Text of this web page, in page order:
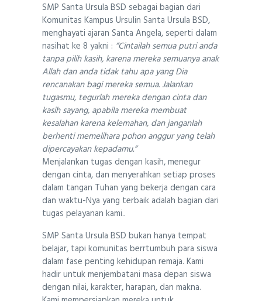
SMP Santa Ursula BSD sebagai bagian dari
Komunitas Kampus Ursulin Santa Ursula BSD,
menghayati ajaran Santa Angela, seperti dalam
nasihat ke 8 yakni : “Cintailah semua putri anda
tanpa pilih kasih, karena mereka semuanya anak
Allah dan anda tidak tahu apa yang Dia
rencanakan bagi mereka semua. Jalankan
tugasmu, tegurlah mereka dengan cinta dan
kasih sayang, apabila mereka membuat
kesalahan karena kelemahan, dan janganlah
berhenti memelihara pohon anggur yang telah
dipercayakan kepadamu.”
Menjalankan tugas dengan kasih, menegur
dengan cinta, dan menyerahkan setiap proses
dalam tangan Tuhan yang bekerja dengan cara
dan waktu-Nya yang terbaik adalah bagian dari
tugas pelayanan kami..
SMP Santa Ursula BSD bukan hanya tempat
belajar, tapi komunitas berrtumbuh para siswa
dalam fase penting kehidupan remaja. Kami
hadir untuk menjembatani masa depan siswa
dengan nilai, karakter, harapan, dan makna.